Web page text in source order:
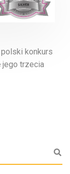
konkurs
jego trzecia